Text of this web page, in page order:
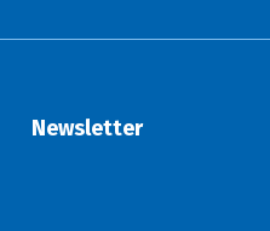
Newsletter